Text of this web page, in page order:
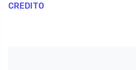
CREDITO